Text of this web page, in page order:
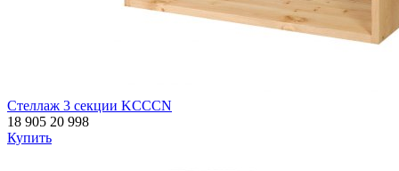
Стеллаж 3 секции KCCCN
18 905 20 998
Купить